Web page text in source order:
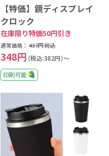
【特価】鏡ディスプレイ
クロック
在庫限り特価50円引き
通常価格： 437円税込
348円 （税込:382円）～
印刷可能